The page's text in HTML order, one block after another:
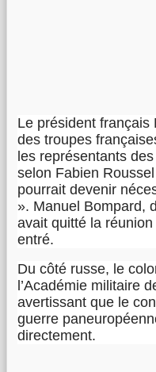
Le président français
des troupes
les représentants
selon Fabien
pourrait devenir
». Manuel Bompard,
avait quitté la réunion
entré.
Du côté russe, le
l’Académie militaire
avertissant que le
guerre
directement.